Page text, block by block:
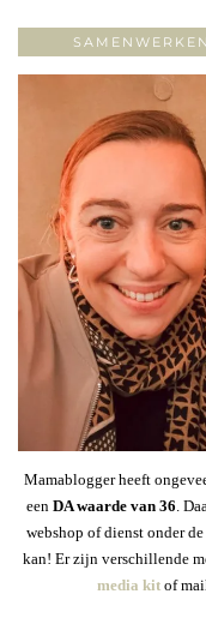
Mamablogger heeft
een DA waarde van 36 .
webshop of dienst onder
kan! Er zijn verschillende
media kitof